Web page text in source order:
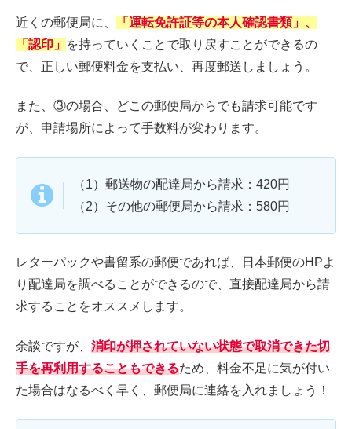
近くの郵便局に、
「運転免許証等の本人確認書類」、
「認印」 を持っていくことで取り戻すことができるの
で、正しい郵便料金を支払い、再度郵送しましょう。
また、③の場合、どこの郵便局からでも請求可能です
が、申請場所によって手数料が変わります。
（1）郵送物の配達局から請求：420円
（2）その他の郵便局から請求：580円
レターパックや書留系の郵便であれば、日本郵便のHPよ
り配達局を調べることができるので、直接配達局から請
求することをオススメします。
余談ですが、 消印が押されていない状態で取消できた切
手を再利用することもできるため、料金不足に気が付い
た場合はなるべく早く、郵便局に連絡を入れましょう！